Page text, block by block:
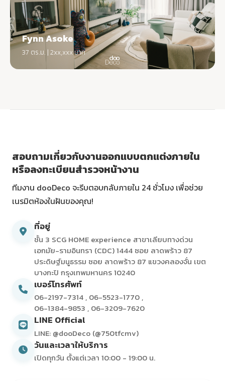
Fynn Asoke
37 ตร.ม. | 2xx,xxx บาท
สอบถามเกี่ยวกับงานออกแบบตกแต่งภายใน
หรือลงทะเบียนสำรวจหน้างาน
ทีมงาน dooDeco จะรีบตอบกลับภายใน 24 ชั่วโมง เพื่อช่วย
เนรมิตห้องในฝันของคุณ!
ที่อยู่
ชั้น 3 SCG HOME experience สาขาเลียบทางด่วน
เอกมัย-รามอินทรา (CDC) 1444 ซอย ลาดพร้าว 87
ประดิษฐ์มนูธรรม ซอย ลาดพร้าว 87 แขวงคลองจั่น เขต
บางกะปิ กรุงเทพมหานคร 10240
เบอร์โทรศัพท์
06-2197-7314 , 06-5523-1770 ,
06-1384-9853 , 06-3209-7620
LINE Official
LINE: @dooDeco (@750tfcmv)
วันและเวลาให้บริการ
เปิดทุกวัน ตั้งแต่เวลา 10:00 - 19:00 น.